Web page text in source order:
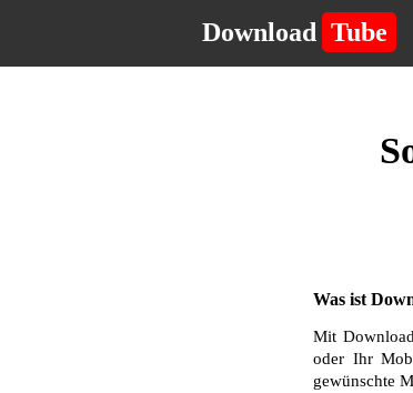
Download Tube
Was ist
Mit
oder Ihr
gewünschte